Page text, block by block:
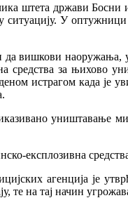
штета држави
ситуацију. У
вишкови наоружања,
за њихово
истрагом када је
уништавање
експлозивна
агенција је
те на тај начин